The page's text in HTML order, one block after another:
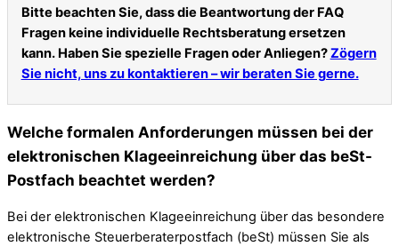
Bitte beachten Sie, dass die Beantwortung der FAQ
Fragen keine individuelle Rechtsberatung ersetzen
kann. Haben Sie spezielle Fragen oder Anliegen?Zögern
Sie nicht, uns zu kontaktieren – wir beraten Sie gerne.
Welche formalen Anforderungen müssen bei der
elektronischen Klageeinreichung über das beSt-
Postfach beachtet werden?
Bei der elektronischen Klageeinreichung über das besondere
elektronische Steuerberaterpostfach (beSt) müssen Sie als